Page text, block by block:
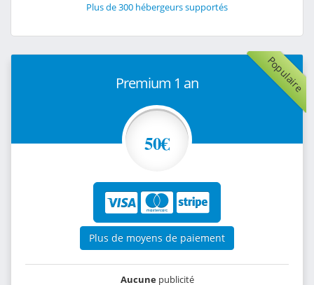
Plus de 300 hébergeurs supportés
Populaire
Premium 1 an
50€
Plus de moyens de paiement
Aucunepublicité